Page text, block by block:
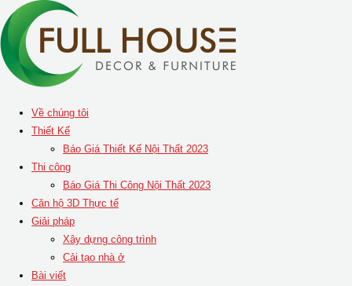
Skip
to
content
Về chúng tôi
Thiết Kế
Báo Giá Thiết Kế Nội Thất 2023
Thi công
Báo Giá Thi Công Nội Thất 2023
Căn hộ 3D Thực tế
Giải pháp
Xây dựng công trình
Cải tạo nhà ở
Bài viết